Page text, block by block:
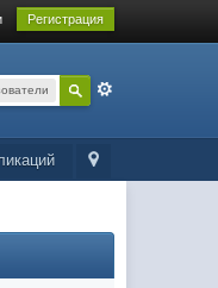
Регистрация